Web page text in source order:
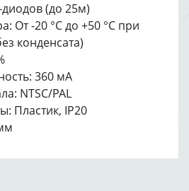
(до 25м)
От -20 °С до +50 °С при
конденсата)
360 мА
NTSC/PAL
Пластик, IP20